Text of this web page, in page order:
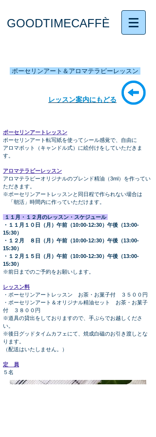
GOODTIMECAFFÈ
ポーセリンアート＆アロマテラピーレッスン
レッスン案内にもどる
ポーセリンアートレッスン
ポーセリンアート転写紙を使ってシール感覚で、自由に
アロマポット（キャンドル式）に絵付けをしていただきま
す。
アロマテラピーレッスン
アロマテラピーオリジナルのブレンド精油（3ml）を作ってい
ただきます。
※ポーセリンアートレッスンと同日程で作られない場合は
「朝活」時間内に作っていただけます。
１１月・１２月のレッスン・スケジュール
・１１月１０日（月）午前（10:00-12:30）午後（13:00-
15:30）
・１２月 ８日（月）午前（10:00-12:30）午後（13:00-
15:30）
・１２月１５日（月）午前（10:00-12:30）午後（13:00-
15:30）
※前日までのご予約をお願いします。
レッスン料
・ポーセリンアートレッスン お茶・お菓子付 ３５００円
・ポーセリンアート＆オリジナル精油セット お茶・お菓子
付 ３８００円
※道具の貸出をしておりますので、手ぶらでお越しくださ
い。
※後日グッドタイムカフェにて、焼成白磁のお引き渡しとな
ります。
（配送はいたしません。）
定 員
５名